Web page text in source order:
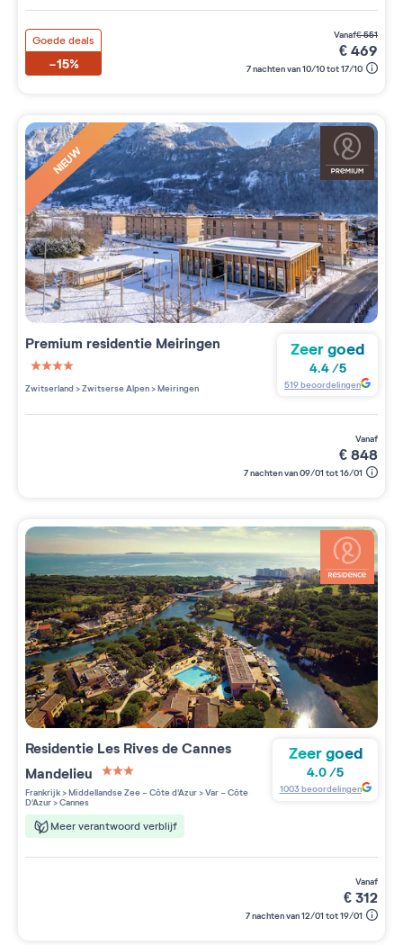
Goede deals
-15%
vanaf€551
€469
7 nachten van 10/10 tot 17/10
NIEUW
Premium residentie Meiringen
4 étoiles sur 5
Zwitserland>Zwitserse Alpen>Meiringen
Zeer goed
4.4/5
519beoordelingen
vanaf
€848
7 nachten van 09/01 tot 16/01
Residentie Les Rives de Cannes
Mandelieu
3 étoiles sur 5
Frankrijk>Middellandse Zee - Côte d'Azur>Var - Côte
D'Azur>Cannes
Meer verantwoord verblijf
Zeer goed
4.0/5
1003beoordelingen
vanaf
€312
7 nachten van 12/01 tot 19/01